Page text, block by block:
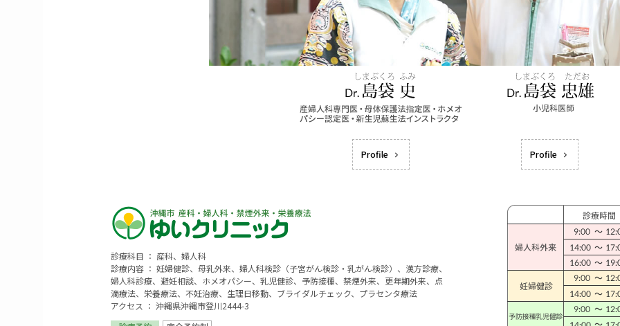
Profile Profile
診療科目 ： 産科、婦人科
診療内容 ： 妊婦健診、母乳外来、婦人科検診（子宮がん検診・乳がん検診）、漢方診療、
婦人科診療、避妊相談、ホメオパシー、乳児健診、予防接種、禁煙外来、更年期外来、点
滴療法、栄養療法、不妊治療、生理日移動、ブライダルチェック、プラセンタ療法
アクセス ： 沖縄県沖縄市登川2444-3